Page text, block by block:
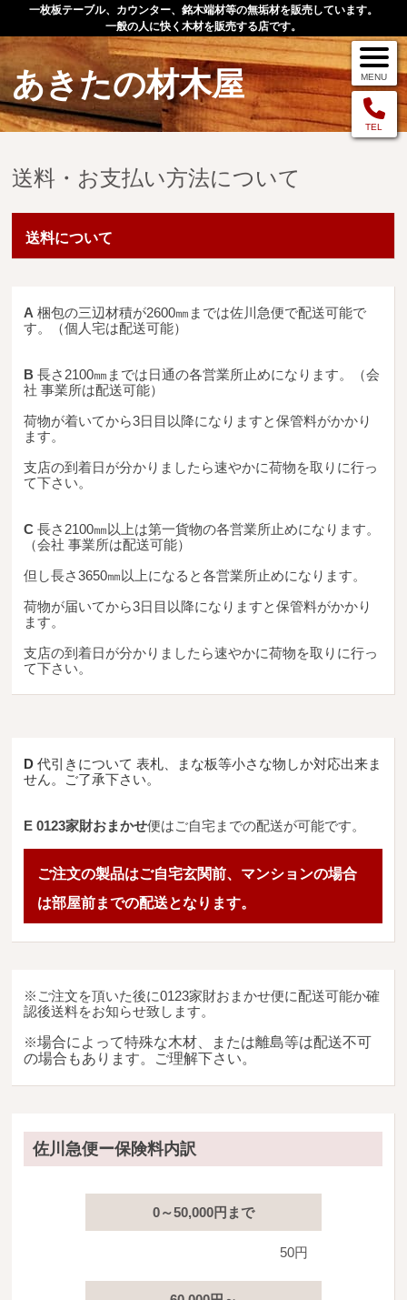
一枚板テーブル、カウンター、銘木端材等の無垢材を販売しています。
一般の人に快く木材を販売する店です。
あきたの材木屋
TEL
MENU
商品検索
メニュー
TOP
作品例
手作りオーダー家具
お問い合わせ
お買い物の流れ
送料・お支払い方法について
ご注文前の注意点
before ordering
一枚板を直販できる店
メンテナンスについて
オーダー加工について
カテゴリー
広葉樹一枚板
銘木製品
送料・お支払い方法について
送料について
A 梱包の三辺材積が2600㎜までは佐川急便で配送可能で
す。（個人宅は配送可能）
B 長さ2100㎜までは日通の各営業所止めになります。（会
社 事業所は配送可能）
荷物が着いてから3日目以降になりますと保管料がかかり
ます。
支店の到着日が分かりましたら速やかに荷物を取りに行っ
て下さい。
C 長さ2100㎜以上は第一貨物の各営業所止めになります。
（会社 事業所は配送可能）
但し長さ3650㎜以上になると各営業所止めになります。
荷物が届いてから3日目以降になりますと保管料がかかり
ます。
支店の到着日が分かりましたら速やかに荷物を取りに行っ
て下さい。
D代引きについて 表札、まな板等小さな物しか対応出来ま
せん。ご了承下さい。
E 0123家財おまかせ便はご自宅までの配送が可能です。
ご注文の製品はご自宅玄関前、マンションの場合
は部屋前までの配送となります。
※ご注文を頂いた後に0123家財おまかせ便に配送可能か確
認後送料をお知らせ致します。
※場合によって特殊な木材、または離島等は配送不可
の場合もあります。ご理解下さい。
佐川急便ー保険料内訳
0～50,000円まで
50円